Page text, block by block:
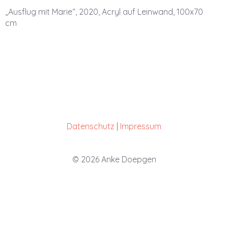
„Ausflug mit Marie“, 2020, Acryl auf Leinwand, 100x70
cm
Datenschutz | Impressum
© 2026 Anke Doepgen